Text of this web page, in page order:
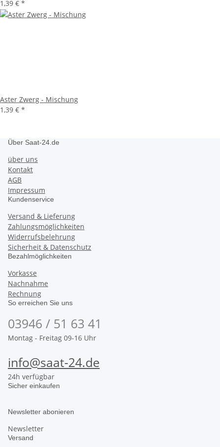
1,39 € *
Aster Zwerg - Mischung
1,39 € *
Über Saat-24.de
über uns
Kontakt
AGB
Impressum
Kundenservice
Versand & Lieferung
Zahlungsmöglichkeiten
Widerrufsbelehrung
Sicherheit & Datenschutz
Bezahlmöglichkeiten
Vorkasse
Nachnahme
Rechnung
So erreichen Sie uns
03946 / 51 63 41
Montag - Freitag 09-16 Uhr
info@saat-24.de
24h verfügbar
Sicher einkaufen
Newsletter abonieren
Newsletter
Versand